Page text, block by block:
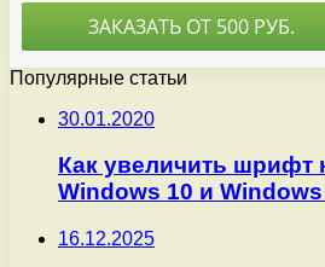
Популярные статьи
30.01.2020
Как увеличить шрифт
Windows 10 и Windows
16.12.2025